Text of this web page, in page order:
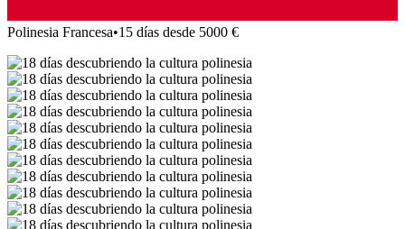
Polinesia Francesa•15 días desde 5000 €